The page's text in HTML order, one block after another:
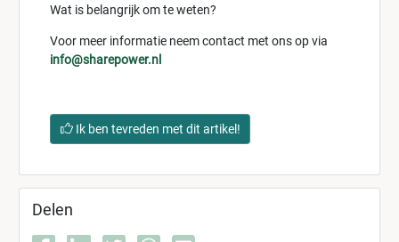
Wat is belangrijk om te weten?
Voor meer informatie neem contact met ons op via
info@sharepower.nl
Ik ben tevreden met dit artikel!
Delen